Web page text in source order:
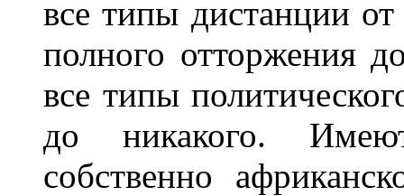
все типы дистанции
полного отторжения
все типы
до никакого.
собственно